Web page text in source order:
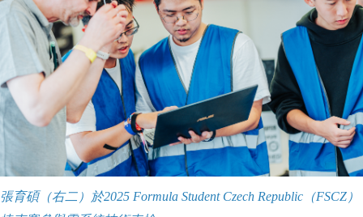
張育碩（右二）於2025 Formula Student Czech Republic （FSCZ ）